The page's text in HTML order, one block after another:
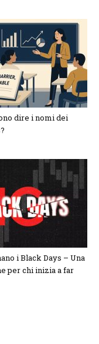
dire i nomi dei
i Black Days – Una
per chi inizia a far